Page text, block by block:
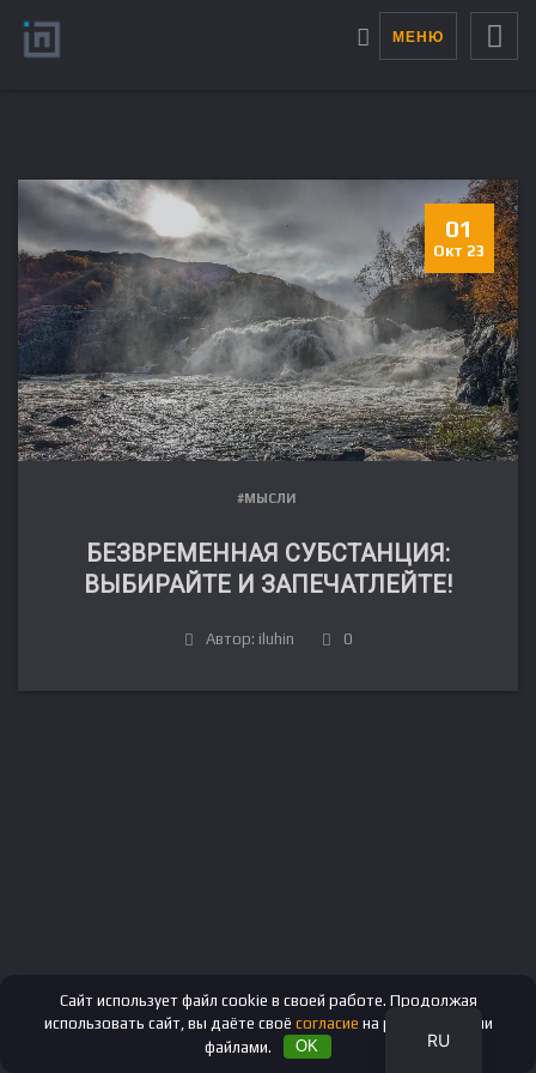
МЕНЮ
01
Окт 23
#МЫСЛИ
БЕЗВРЕМЕННАЯ СУБСТАНЦИЯ:
ВЫБИРАЙТЕ И ЗАПЕЧАТЛЕЙТЕ!
Автор: iluhin 0
RU
EN
Сайт использует файл cookie в своей работе. Продолжая
использовать сайт, вы даёте своё согласие на работу с этими
файлами.
OK